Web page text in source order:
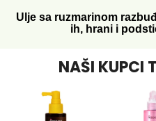
Ulje sa ruzmarinom
ih, hrani i
NAŠI KUPCI